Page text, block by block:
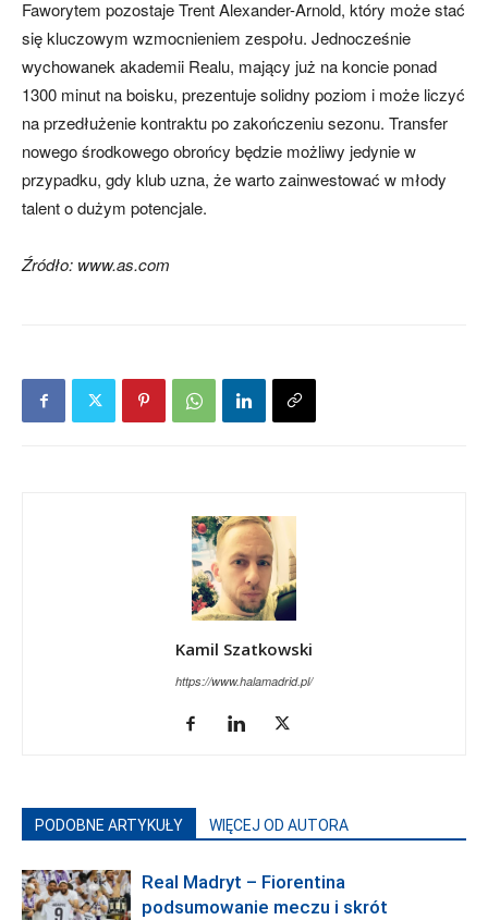
Faworytem pozostaje Trent Alexander-Arnold, który może stać
się kluczowym wzmocnieniem zespołu. Jednocześnie
wychowanek akademii Realu, mający już na koncie ponad
1300 minut na boisku, prezentuje solidny poziom i może liczyć
na przedłużenie kontraktu po zakończeniu sezonu. Transfer
nowego środkowego obrońcy będzie możliwy jedynie w
przypadku, gdy klub uzna, że warto zainwestować w młody
talent o dużym potencjale.
Źródło: www.as.com
Kamil Szatkowski
https://www.halamadrid.pl/
PODOBNE ARTYKUŁY WIĘCEJ OD AUTORA
Real Madryt – Fiorentina
podsumowanie meczu i skrót